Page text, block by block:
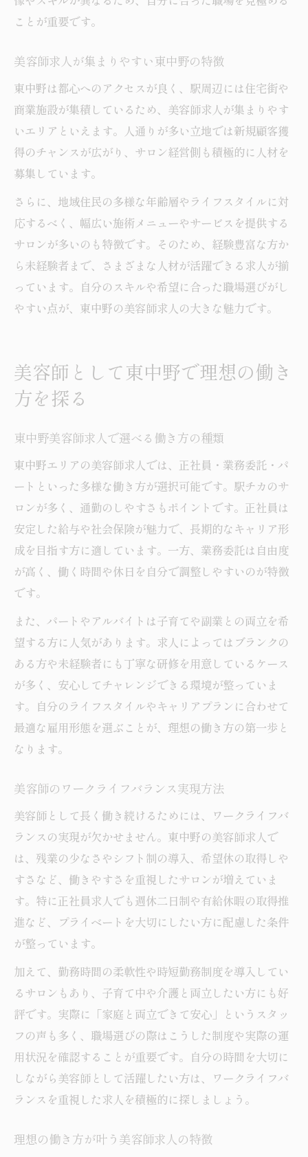
ことが重要です。
美容師求人が集まりやすい東中野の特徴
東中野は都心へのアクセスが良く、駅周辺には住宅街や
商業施設が集積しているため、美容師求人が集まりやす
いエリアといえます。人通りが多い立地では新規顧客獲
得のチャンスが広がり、サロン経営側も積極的に人材を
募集しています。
さらに、地域住民の多様な年齢層やライフスタイルに対
応するべく、幅広い施術メニューやサービスを提供する
サロンが多いのも特徴です。そのため、経験豊富な方か
ら未経験者まで、さまざまな人材が活躍できる求人が揃
っています。自分のスキルや希望に合った職場選びがし
やすい点が、東中野の美容師求人の大きな魅力です。
美容師として東中野で理想の働き
方を探る
東中野美容師求人で選べる働き方の種類
東中野エリアの美容師求人では、正社員・業務委託・パ
ートといった多様な働き方が選択可能です。駅チカのサ
ロンが多く、通勤のしやすさもポイントです。正社員は
安定した給与や社会保険が魅力で、長期的なキャリア形
成を目指す方に適しています。一方、業務委託は自由度
が高く、働く時間や休日を自分で調整しやすいのが特徴
です。
また、パートやアルバイトは子育てや副業との両立を希
望する方に人気があります。求人によってはブランクの
ある方や未経験者にも丁寧な研修を用意しているケース
が多く、安心してチャレンジできる環境が整っていま
す。自分のライフスタイルやキャリアプランに合わせて
最適な雇用形態を選ぶことが、理想の働き方の第一歩と
なります。
美容師のワークライフバランス実現方法
美容師として長く働き続けるためには、ワークライフバ
ランスの実現が欠かせません。東中野の美容師求人で
は、残業の少なさやシフト制の導入、希望休の取得しや
すさなど、働きやすさを重視したサロンが増えていま
す。特に正社員求人でも週休二日制や有給休暇の取得推
進など、プライベートを大切にしたい方に配慮した条件
が整っています。
加えて、勤務時間の柔軟性や時短勤務制度を導入してい
るサロンもあり、子育て中や介護と両立したい方にも好
評です。実際に「家庭と両立できて安心」というスタッ
フの声も多く、職場選びの際はこうした制度や実際の運
用状況を確認することが重要です。自分の時間を大切に
しながら美容師として活躍したい方は、ワークライフバ
ランスを重視した求人を積極的に探しましょう。
理想の働き方が叶う美容師求人の特徴